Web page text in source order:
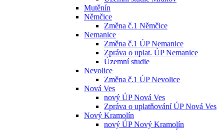
Mutěnín
Němčice
Změna č.1 Němčice
Nemanice
Změna č.1 ÚP Nemanice
Zpráva o uplat. ÚP Nemanice
Územní studie
Nevolice
Změna č.1 ÚP Nevolice
Nová Ves
nový ÚP Nová Ves
Zpráva o uplatňování ÚP Nová Ves
Nový Kramolín
nový ÚP Nový Kramolín